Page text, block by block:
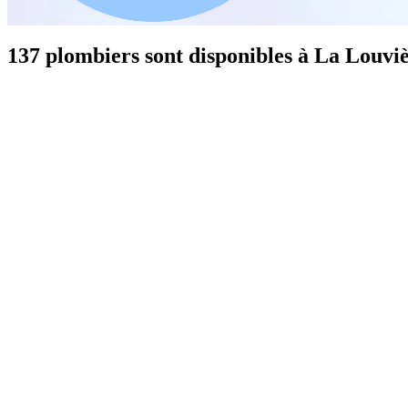
137 plombiers sont disponibles à La